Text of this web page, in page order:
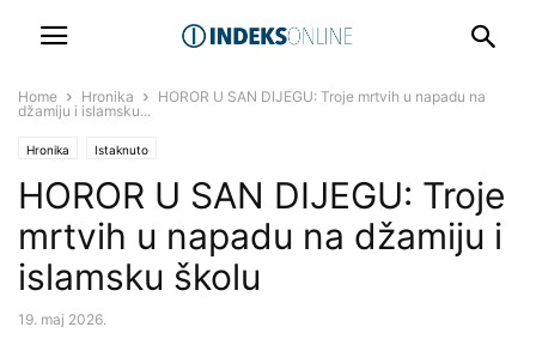
Home Hronika
HOROR U SAN DIJEGU: Troje mrtvih u napadu na
džamiju i islamsku...
Hronika Istaknuto
HOROR U SAN DIJEGU: Troje
mrtvih u napadu na džamiju i
islamsku školu
19. maj 2026.